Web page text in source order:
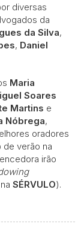
diversas
da
da Silva,
, Daniel
Maria
Soares
Martins e
Nóbrega,
oradores
de verão na
irão
SÉRVULO).